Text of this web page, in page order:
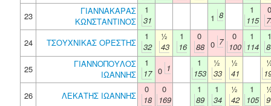
23
ΓΙΑΝΝΑΚΑΡΑΣ
ΚΩΝΣΤΑΝΤΙΝΟΣ
1
31
1 8
1
115
0
24
ΤΣΟΥΧΝΙΚΑΣ ΟΡΕΣΤΗΣ
1
32
½
43
1
16
0
88 0 7
0
100
1
114
1
25
ΓΙΑΝΝΟΠΟΥΛΟΣ
ΙΩΑΝΝΗΣ
1
17 0 1
1
153
½
33
½
41
26
ΛΕΚΑΤΗΣ ΙΩΑΝΝΗΣ
0
18
0
169
1
89
1
34
½
42
1
105